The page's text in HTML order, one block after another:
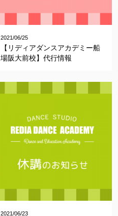
2021/06/25
【リディアダンスアカデミー船
場阪大前校】代行情報
2021/06/23